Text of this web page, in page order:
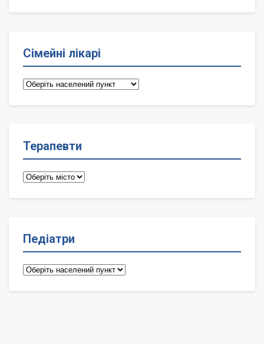
Сімейні лікарі
Сімейні
Терапевти
Терапевти
Педіатри
Педіатри